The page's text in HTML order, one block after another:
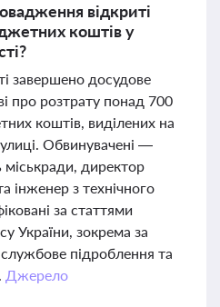
відкриті
коштів у
завершено досудове
про розтрату понад 700
коштів, виділених на
Обвинувачені —
директор
інженер з технічного
за статтями
України, зокрема за
підроблення та
Джерело